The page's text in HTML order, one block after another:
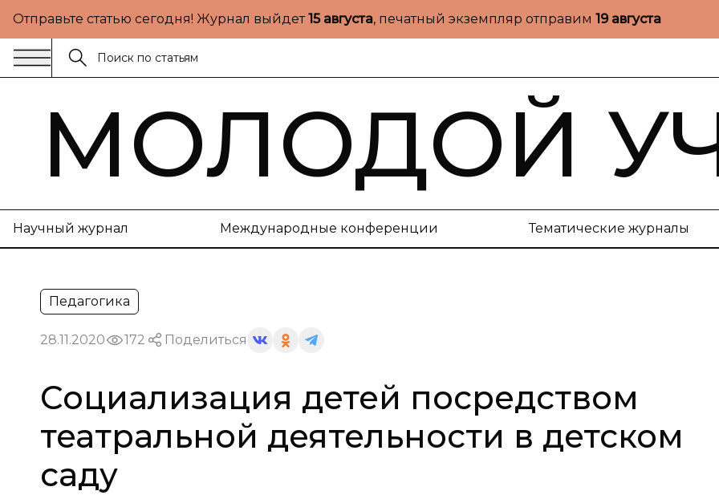
Отправьте статью сегодня! Журнал выйдет15 августа, печатный экземпляр отправим 19 августа
МОЛОДОЙ
Научный журнал Международные конференции Тематические журналы
Педагогика
28.11.2020 172 Поделиться
Социализация детей посредством
театральной деятельности в детском
саду